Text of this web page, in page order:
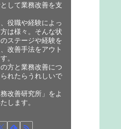
して業務改善を支
役職や経験によっ
は様々。そんな状
ステージや経験を
改善手法をアウト
。
方と業務改善につ
れたらうれしいで
改善研究所」をよ
します。